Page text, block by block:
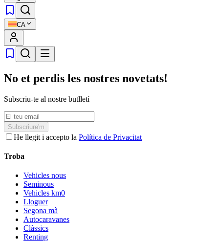
CA
No et perdis les nostres novetats!
Subscriu-te al nostre butlletí
Subscriure'm
He llegit i accepto la Política de Privacitat
Troba
Vehicles nous
Seminous
Vehicles km0
Lloguer
Segona mà
Autocaravanes
Clàssics
Renting